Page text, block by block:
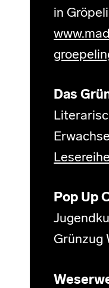
in
Das
Pop Up
Grünzug